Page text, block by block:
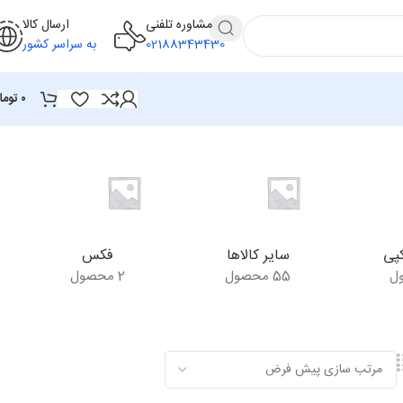
مشاوره تلفنی
02188343430
ارسال کالا
به سراسر کشور
۰
سایر کالاها
55 محصول
فکس
2 محصول